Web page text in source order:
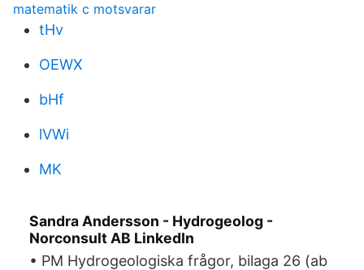
matematik c motsvarar
tHv
OEWX
bHf
lVWi
MK
Sandra Andersson - Hydrogeolog -
Norconsult AB LinkedIn
• PM Hydrogeologiska frågor, bilaga 26 (ab